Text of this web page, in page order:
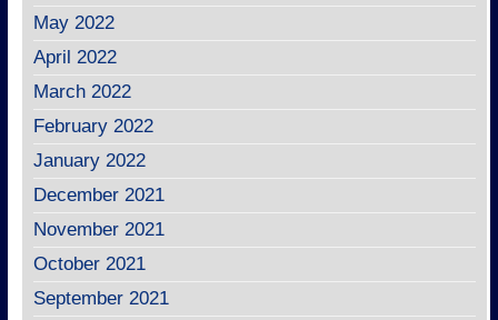
May 2022
April 2022
March 2022
February 2022
January 2022
December 2021
November 2021
October 2021
September 2021